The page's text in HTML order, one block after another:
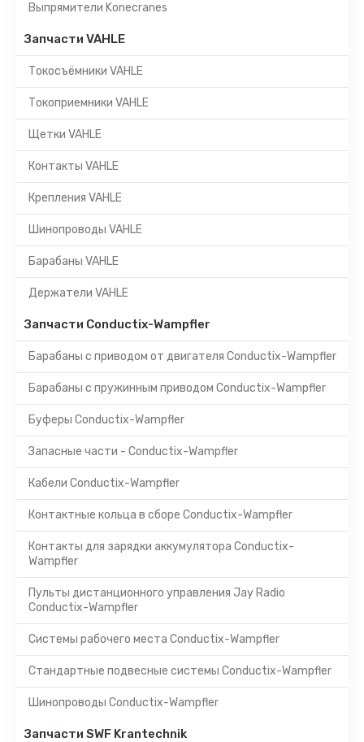
Выпрямители Konecranes
Запчасти VAHLE
Токосъёмники VAHLE
Токоприемники VAHLE
Щетки VAHLE
Контакты VAHLE
Крепления VAHLE
Шинопроводы VAHLE
Барабаны VAHLE
Держатели VAHLE
Запчасти Conductix-Wampfler
Барабаны с приводом от двигателя Conductix-Wampfler
Барабаны с пружинным приводом Conductix-Wampfler
Буферы Conductix-Wampfler
Запасные части - Conductix-Wampfler
Кабели Conductix-Wampfler
Контактные кольца в сборе Conductix-Wampfler
Контакты для зарядки аккумулятора Conductix-
Wampfler
Пульты дистанционного управления Jay Radio
Conductix-Wampfler
Системы рабочего места Conductix-Wampfler
Стандартные подвесные системы Conductix-Wampfler
Шинопроводы Conductix-Wampfler
Запчасти SWF Krantechnik